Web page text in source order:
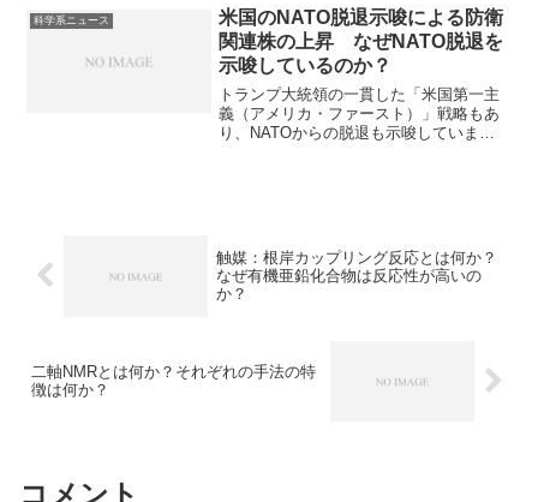
ム、天然ゴム、硫黄、カーボンブラック
とはどんなもので、どんな役割があるの
かを知ることができます。
科学系ニュース
米国のNATO脱退示唆による防衛
関連株の上昇 なぜNATO脱退を
示唆しているのか？
トランプ大統領の一貫した「米国第一主
義（アメリカ・ファースト）」戦略もあ
り、NATOからの脱退も示唆していま
触媒：根岸カップリング反応とは何か？
なぜ有機亜鉛化合物は反応性が高いの
か？
二軸NMRとは何か？それぞれの手法の特
徴は何か？
コメント